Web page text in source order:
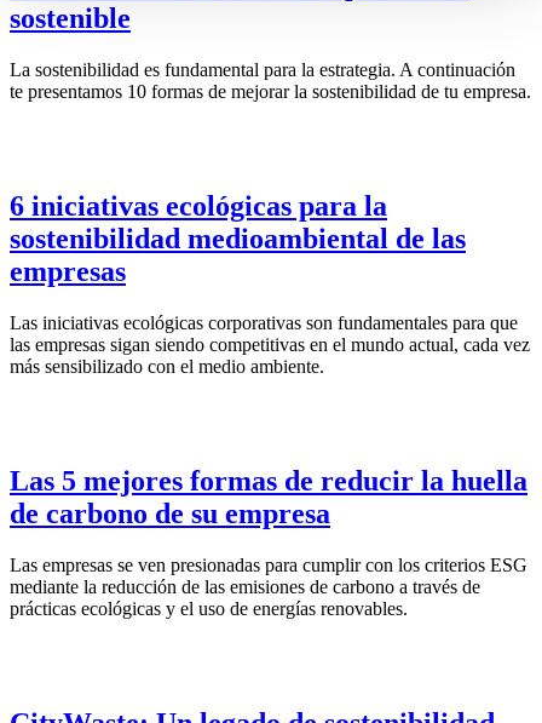
sostenible
La sostenibilidad es fundamental para la estrategia. A continuación
te presentamos 10 formas de mejorar la sostenibilidad de tu empresa.
6 iniciativas ecológicas para la
sostenibilidad medioambiental de las
empresas
Las iniciativas ecológicas corporativas son fundamentales para que
las empresas sigan siendo competitivas en el mundo actual, cada vez
más sensibilizado con el medio ambiente.
Las 5 mejores formas de reducir la huella
de carbono de su empresa
Las empresas se ven presionadas para cumplir con los criterios ESG
mediante la reducción de las emisiones de carbono a través de
prácticas ecológicas y el uso de energías renovables.